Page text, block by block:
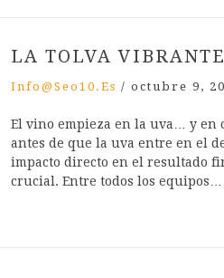
LA TOLVA
Info@seo10.es / octubre 9,
El vino empieza en la uva… y en
antes de que la uva entre en el
impacto directo en el resultado
crucial. Entre todos los equipos…